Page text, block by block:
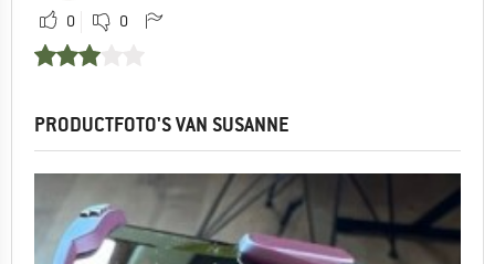
0 0
PRODUCTFOTO'S VAN SUSANNE